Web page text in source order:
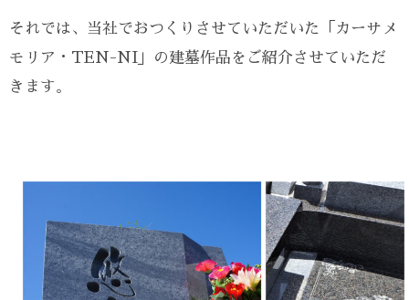
それでは、当社でおつくりさせていただいた「カーサメ
モリア・TEN-NI」の建墓作品をご紹介させていただ
きます。